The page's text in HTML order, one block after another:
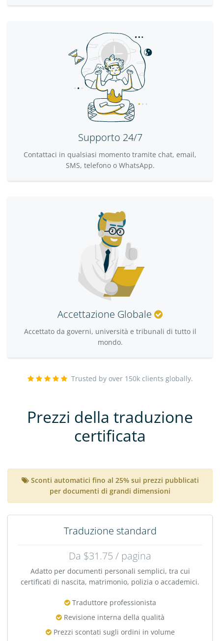
Supporto 24/7
Contattaci in qualsiasi momento tramite chat, email,
SMS, telefono o WhatsApp.
Accettazione Globale
Accettato da governi, università e tribunali di tutto il
mondo.
Trusted by over 150k clients globally.
Prezzi della traduzione
certificata
Sconti automatici fino al 25% sui prezzi pubblicati
per documenti di grandi dimensioni
Traduzione standard
Da $31.75 / pagina
Adatto per documenti personali semplici, tra cui
certificati di nascita, matrimonio, polizia o accademici.
Traduttore professionista
Revisione interna della qualità
Prezzi scontati sugli ordini in volume